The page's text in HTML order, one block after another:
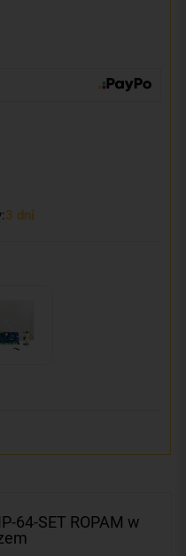
3 dni
64-SET ROPAM w